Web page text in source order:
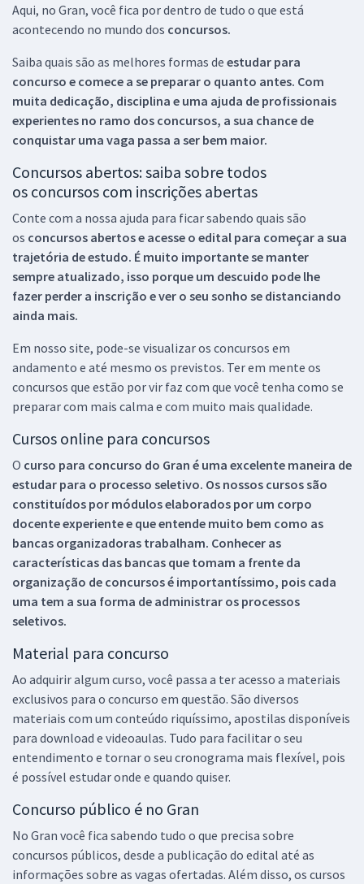
Aqui, no Gran, você fica por dentro de tudo o que está
acontecendo no mundo dos concursos.
Saiba quais são as melhores formas de estudar para
concurso e comece a se preparar o quanto antes. Com
muita dedicação, disciplina e uma ajuda de profissionais
experientes no ramo dos concursos, a sua chance de
conquistar uma vaga passa a ser bem maior.
Concursos abertos: saiba sobre todos
os concursos com inscrições abertas
Conte com a nossa ajuda para ficar sabendo quais são
os concursos abertos e acesse o edital para começar a sua
trajetória de estudo. É muito importante se manter
sempre atualizado, isso porque um descuido pode lhe
fazer perder a inscrição e ver o seu sonho se distanciando
ainda mais.
Em nosso site, pode-se visualizar os concursos em
andamento e até mesmo os previstos. Ter em mente os
concursos que estão por vir faz com que você tenha como se
preparar com mais calma e com muito mais qualidade.
Cursos online para concursos
O curso para concurso do Gran é uma excelente maneira de
estudar para o processo seletivo. Os nossos cursos são
constituídos por módulos elaborados por um corpo
docente experiente e que entende muito bem como as
bancas organizadoras trabalham. Conhecer as
características das bancas que tomam a frente da
organização de concursos é importantíssimo, pois cada
uma tem a sua forma de administrar os processos
seletivos.
Material para concurso
Ao adquirir algum curso, você passa a ter acesso a materiais
exclusivos para o concurso em questão. São diversos
materiais com um conteúdo riquíssimo, apostilas disponíveis
para download e videoaulas. Tudo para facilitar o seu
entendimento e tornar o seu cronograma mais flexível, pois
é possível estudar onde e quando quiser.
Concurso público é no Gran
No Gran você fica sabendo tudo o que precisa sobre
concursos públicos, desde a publicação do edital até as
informações sobre as vagas ofertadas. Além disso, os cursos